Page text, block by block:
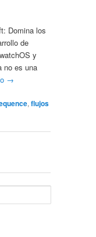
Domina los
de
y
no es una
→
,flujos